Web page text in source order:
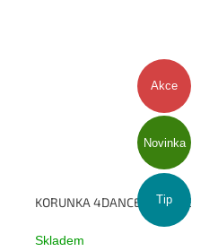
Akce
Novinka
Tip
KORUNKA 4DANCE - TYRKYS 1
Skladem